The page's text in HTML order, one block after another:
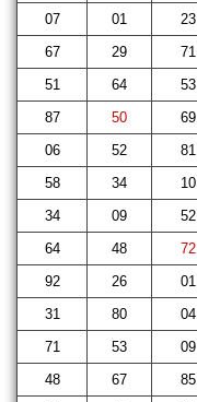
07
01 23
67
29 71
51
64 53
87
50 69
06
52 81
58
34 10
34
09 52
64
48 72
92
26 01
31
80 04
71
53 09
48
67 85